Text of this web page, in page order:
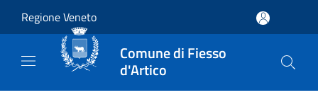
Regione Veneto
Comune di Fiesso
d'Artico